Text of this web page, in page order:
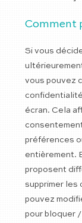
Comment
Si vous
vous pouvez
écran. Cela
préférences
entièrement.
proposent
supprimer les
pouvez
pour bloquer